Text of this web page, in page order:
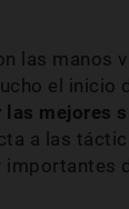
las manos
el inicio
mejores
a las